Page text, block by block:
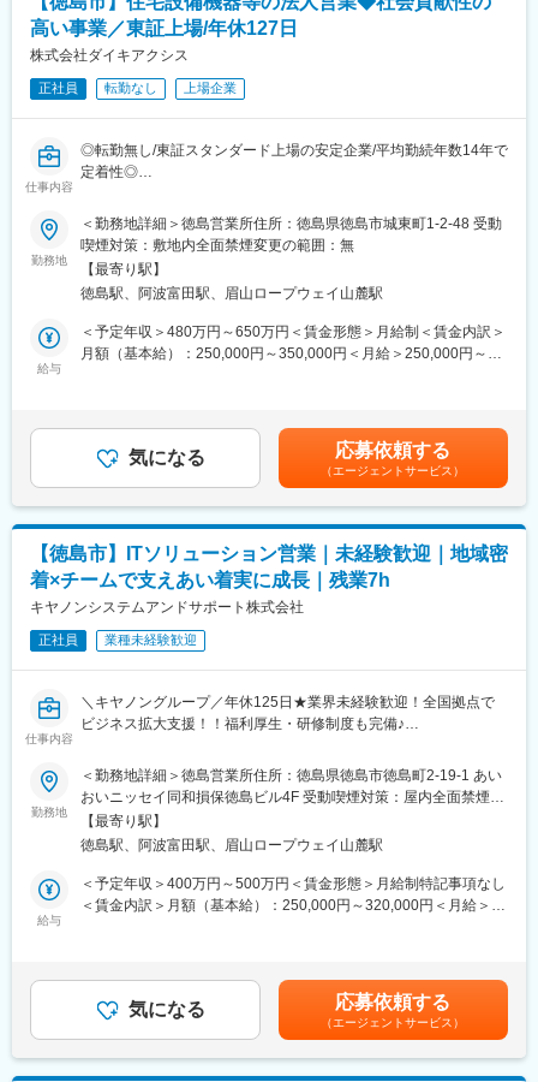
少人数だからこそ、一人ひとりの裁量が大きい環境です。
変更の範囲：会社の定める業務
■組織構成：
サービス担当修理担当が7名、営業が3名（うち部長は53歳男性）
や考えを組み立て、ご提案する仕事です。自身の提案によってお
客様に喜ばれると、大きなやりがいにつながります。
■働きやすい環境：
◎残業は月平均16時間で、残業の削減を推進しています。
◎プラス連携制度や、ワークライフバランスを配慮した福利厚生
を整えています。
■当社の特徴：
◇長年にわたる取扱品目に対し、サービス面の徹底的習得によ
り、会社全体が知り尽くした機械をお客様に提供し、有効にご利
用いただける体制を整えて、それぞれメーカー共々に日夜研鑽を
変更の範囲：本文参照
高い事業／東証上場/年休127日
株式会社ダイキアクシス
正社員 転勤なし 上場企業
仕事内容
◎転勤無し/東証スタンダード上場の安定企業/平均勤続年数14年で
定着性◎
◎社会貢献性の高い事業/連結売上高400億円超/グローバルに展開
■採用背景
1958年の創業以来「環境を守る。未来を変える。」をミッション
に浄化槽の製造・販売を主軸とした事業で拡大を進めて参りまし
た。現在は海外にも目を向け、アジア圏を中心に事業進出をし日
本のみならずグローバルの環境課題解決に取り組んでおります。
・水回りを中心とした設備機器、内外装工事、空調機器、エクス
テリアなど、住環境を快適にする幅広い商材の販売（既存店
■就業環境：
年間休日127日
■魅力：～人材への積極的な投資～
当社では、水環境や住宅機器の販売施工など専門的な技術や知識
が求められます。そこで一人ひとりの社員が着実にステップアッ
プできるように階層別のキャリアプランを作成し、それに合わせ
た教育研修を実施しています。例えば、研修企業と提携しオリジ
ナルの通信教育サイトを立ち上げ、ビジネススキルや管理者向け
に部下のマネジメント法などの習得をサポート。資格取得を目指
を提供しています。
変更の範囲：会社の定める業務
勤務地
＜勤務地詳細＞徳島営業所住所：徳島県徳島市城東町1-2-48 受動
喫煙対策：敷地内全面禁煙変更の範囲：無
【最寄り駅】
徳島駅、阿波富田駅、眉山ロープウェイ山麓駅
給与
＜予定年収＞480万円～650万円＜賃金形態＞月給制＜賃金内訳＞
月額（基本給）：250,000円～350,000円＜月給＞250,000円～
4,000円～7,000円■賞与：年3回（計4.25ヶ月分）※前年度実績賃
金はあくまでも目安の金額であり、選考を通じて上下する可能性
があります。月給(月額)は固定手当を含めた表記です。
気になる 応募依頼する
（エージェントサービス）
【徳島市】ITソリューション営業｜未経験歓迎｜地域密
着×チームで支えあい着実に成長｜残業7h
キヤノンシステムアンドサポート株式会社
正社員 業種未経験歓迎
仕事内容
＼キヤノングループ／年休125日★業界未経験歓迎！全国拠点で
ビジネス拡大支援！！福利厚生・研修制度も完備♪
■職務内容:
キヤノン製オフィス機器やIT製品の提案を通じて、企業が抱えるIT
に関する課題解決支援を行っていただきます。テレワーク導入や
業務効率化、DX推進など様々な課題を抱えている企業はまだまだ
多いです。顧客に対して最適な課題解決のためのソリューション
提案をお任せします。専門知識が求められる場面では、社内の専
門部署にて技術的なサポートを行いますので、IT関連製品の経験
・基幹ソフトウェア
・セキュリティシステム
勤務地
＜勤務地詳細＞徳島営業所住所：徳島県徳島市徳島町2-19-1 あい
おいニッセイ同和損保徳島ビル4F 受動喫煙対策：屋内全面禁煙変
更の範囲：会社の定める事業所（リモートワーク含む）
【最寄り駅】
徳島駅、阿波富田駅、眉山ロープウェイ山麓駅
給与
＜予定年収＞400万円～500万円＜賃金形態＞月給制特記事項なし
＜賃金内訳＞月額（基本給）：250,000円～320,000円＜月給＞
12月）賃金はあくまでも目安の金額であり、選考を通じて上下す
る可能性があります。月給(月額)は固定手当を含めた表記です。
気になる 応募依頼する
（エージェントサービス）